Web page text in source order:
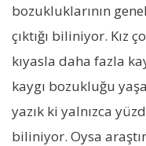
bozukluklarının
çıktığı biliniyor. Kız
kıyasla daha fazla
kaygı bozukluğu
yazık ki yalnızca
biliniyor. Oysa